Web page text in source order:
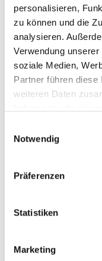
personalisieren,
zu können und die
analysieren.
Verwendung
soziale Medien,
Partner führen
weiteren Daten
Notwendig
Präferenzen
Statistiken
Marketing
Plane, wo du
Winkel des
willst, mit
Unterkünfte